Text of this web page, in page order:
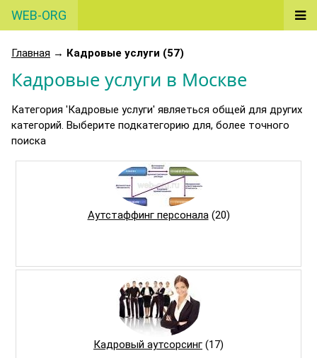
WEB-ORG
Главная → Кадровые услуги (57)
Кадровые услуги в Москве
Категория 'Кадровые услуги' являеться общей для других
категорий. Выберите подкатегорию для, более точного
поиска
Аутстаффинг персонала(20)
Кадровый аутсорсинг (17)